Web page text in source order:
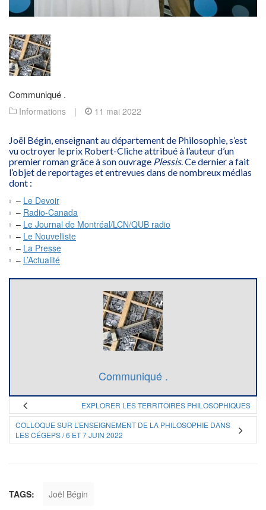
Communiqué .
Informations | 11 mai 2022
Joël Bégin, enseignant au département de Philosophie, s’est
vu octroyer le prix Robert-Cliche attribué à l’auteur d’un
premier roman grâce à son ouvrage Plessis. Ce dernier a fait
l’objet de reportages et entrevues dans de nombreux médias
dont :
– Le Devoir
– Radio-Canada
– Le Journal de Montréal/LCN/QUB radio
– Le Nouvelliste
– La Presse
– L’Actualité
Communiqué .
EXPLORER LES TERRITOIRES PHILOSOPHIQUES
COLLOQUE SUR L’ENSEIGNEMENT DE LA PHILOSOPHIE DANS
LES CÉGEPS / 6 ET 7 JUIN 2022
TAGS: Joël Bégin